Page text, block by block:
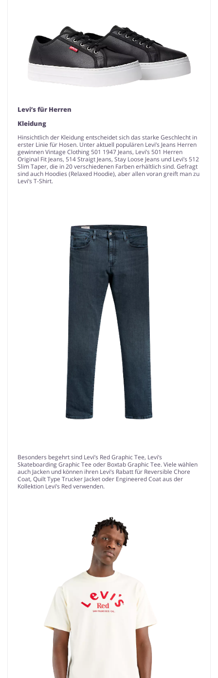
Levi’s für Herren
Kleidung
Hinsichtlich der Kleidung entscheidet sich das starke Geschlecht in
erster Linie für Hosen. Unter aktuell populären Levi’s Jeans Herren
gewinnen Vintage Clothing 501 1947 Jeans, Levi’s 501 Herren
Original Fit Jeans, 514 Straigt Jeans, Stay Loose Jeans und Levi’s 512
Slim Taper, die in 20 verschiedenen Farben erhältlich sind. Gefragt
sind auch Hoodies (Relaxed Hoodie), aber allen voran greift man zu
Levi’s T-Shirt.
Besonders begehrt sind Levi’s Red Graphic Tee, Levi’s
Skateboarding Graphic Tee oder Boxtab Graphic Tee. Viele wählen
auch Jacken und können ihren Levi’s Rabatt für Reversible Chore
Coat, Quilt Type Trucker Jacket oder Engineered Coat aus der
Kollektion Levi’s Red verwenden.